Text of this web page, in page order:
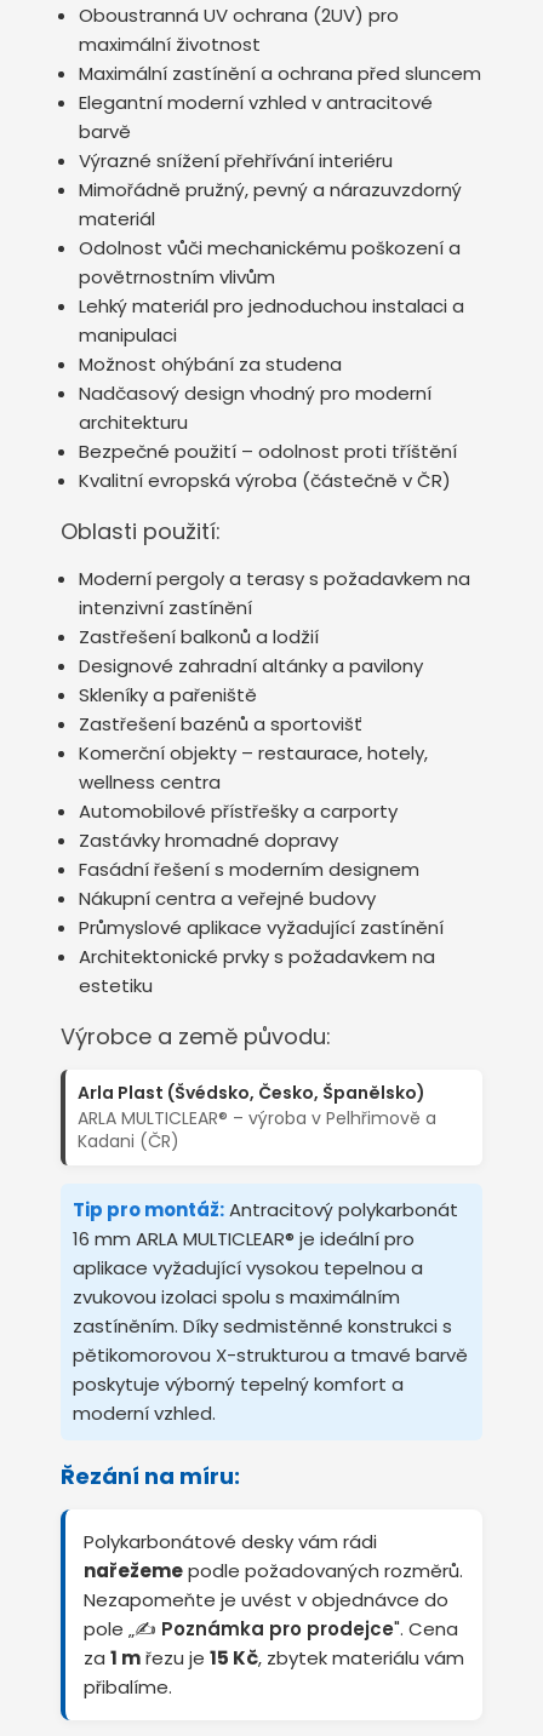
Oboustranná UV ochrana (2UV) pro
maximální životnost
Maximální zastínění a ochrana před sluncem
Elegantní moderní vzhled v antracitové
barvě
Výrazné snížení přehřívání interiéru
Mimořádně pružný, pevný a nárazuvzdorný
materiál
Odolnost vůči mechanickému poškození a
povětrnostním vlivům
Lehký materiál pro jednoduchou instalaci a
manipulaci
Možnost ohýbání za studena
Nadčasový design vhodný pro moderní
architekturu
Bezpečné použití – odolnost proti tříštění
Kvalitní evropská výroba (částečně v ČR)
Oblasti použití:
Moderní pergoly a terasy s požadavkem na
intenzivní zastínění
Zastřešení balkonů a lodžií
Designové zahradní altánky a pavilony
Skleníky a pařeniště
Zastřešení bazénů a sportovišť
Komerční objekty – restaurace, hotely,
wellness centra
Automobilové přístřešky a carporty
Zastávky hromadné dopravy
Fasádní řešení s moderním designem
Nákupní centra a veřejné budovy
Průmyslové aplikace vyžadující zastínění
Architektonické prvky s požadavkem na
estetiku
Výrobce a země původu:
Arla Plast (Švédsko, Česko, Španělsko)
ARLA MULTICLEAR® – výroba v Pelhřimově a
Kadani (ČR)
Tip pro montáž:Antracitový polykarbonát
16 mm ARLA MULTICLEAR® je ideální pro
aplikace vyžadující vysokou tepelnou a
zvukovou izolaci spolu s maximálním
zastíněním. Díky sedmistěnné konstrukci s
pětikomorovou X-strukturou a tmavé barvě
poskytuje výborný tepelný komfort a
moderní vzhled.
Řezání na míru:
Polykarbonátové desky vám rádi
nařežemepodle požadovaných rozměrů.
Nezapomeňte je uvést v objednávce do
pole „✍️ Poznámka pro prodejce". Cena
za 1 mřezu je 15 Kč, zbytek materiálu vám
přibalíme.